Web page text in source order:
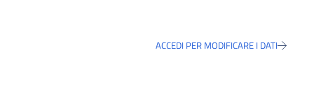
ACCEDI PER MODIFICARE I DATI